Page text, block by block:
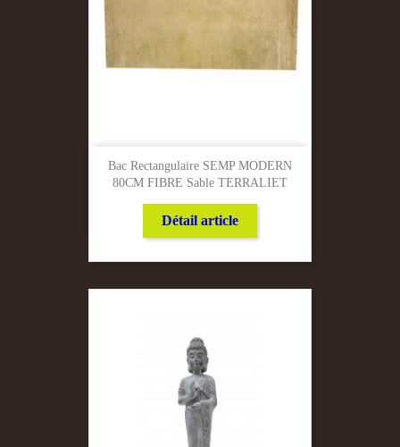
Bac Rectangulaire SEMP MODERN
80CM FIBRE Sable TERRALIET
Détail article